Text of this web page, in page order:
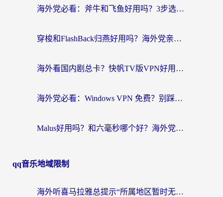
海外党必看：斧牛和飞鱼好用吗？3步选对回国加速器，无缝刷剧玩国服
穿梭和FlashBack归燕好用吗？海外党亲测3款热门回国加速器，教你选对不踩坑
海外看国内剧总卡？快帆TV版VPN好用吗？和快滚VPN对比哪个回国效果更好？
海外党必看：Windows VPN 免费？别踩坑！教你选对好用的国内加速器无缝回国
Malus好用吗？和六毫秒哪个好？海外党选回国加速器的避坑指南
qq音乐地域限制
海外听喜马拉雅总提示“所属地区暂时无版权”？这个限制解除方法亲测有效！